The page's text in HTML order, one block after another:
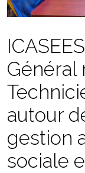
Général
autour
gestion
sociale